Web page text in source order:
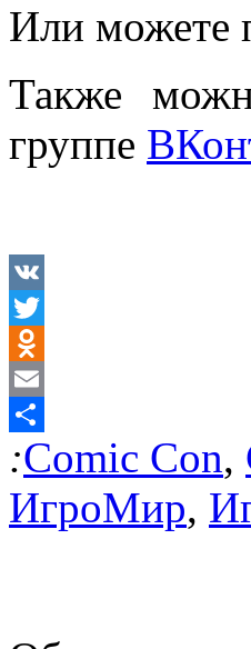
Или можете
Также
группе
VK
Twitter
Odnoklassniki
Email
Отправить
:Comic Con,
ИгроМир,